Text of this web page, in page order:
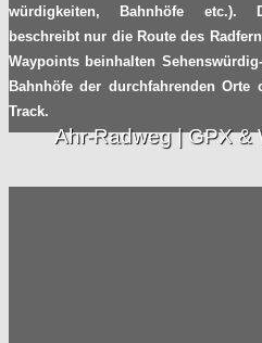
19.05
2017
Zebrastreifen:
Radfahrer
vonRadpilot |
Navigation auf
GPS
würdigkeiten, Bahnhöfe etc.).
beschreibt nur die Route des
Waypoints beinhalten
Bahnhöfe der durchfahrenden Orte
Track.
Ahr-Radweg | GPX &